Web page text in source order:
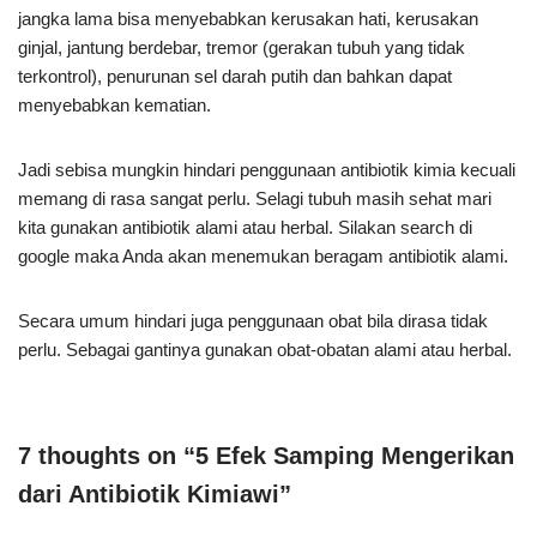
jangka lama bisa menyebabkan kerusakan hati, kerusakan
ginjal, jantung berdebar, tremor (gerakan tubuh yang tidak
terkontrol), penurunan sel darah putih dan bahkan dapat
menyebabkan kematian.
Jadi sebisa mungkin hindari penggunaan antibiotik kimia kecuali
memang di rasa sangat perlu. Selagi tubuh masih sehat mari
kita gunakan antibiotik alami atau herbal. Silakan search di
google maka Anda akan menemukan beragam antibiotik alami.
Secara umum hindari juga penggunaan obat bila dirasa tidak
perlu. Sebagai gantinya gunakan obat-obatan alami atau herbal.
7 thoughts on “5 Efek Samping Mengerikan
dari Antibiotik Kimiawi”